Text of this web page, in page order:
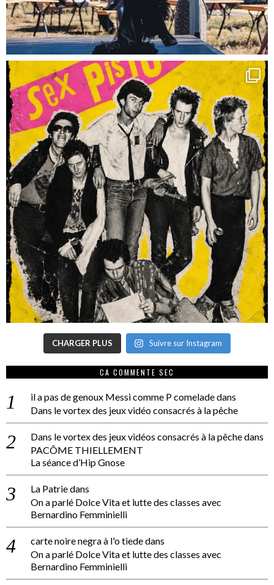
CHARGER PLUS Suivre sur Instagram
CA COMMENTE SEC
il a pas de genoux Messi comme P comeladedans
Dans le vortex des jeux vidéo consacrés à la pêche
Dans le vortex des jeux vidéos consacrés à la pêchedans
PACÔME THIELLEMENT
La séance d’Hip Gnose
La Patriedans
On a parlé Dolce Vita et lutte des classes avec
Bernardino Femminielli
carte noire negra à l'o tiededans
On a parlé Dolce Vita et lutte des classes avec
Bernardino Femminielli